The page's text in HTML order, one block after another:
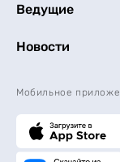
Ведущие
Новости
Мобильное